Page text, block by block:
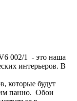
002/1 - это наша
интерьеров. В
которые будут
панно. Обои